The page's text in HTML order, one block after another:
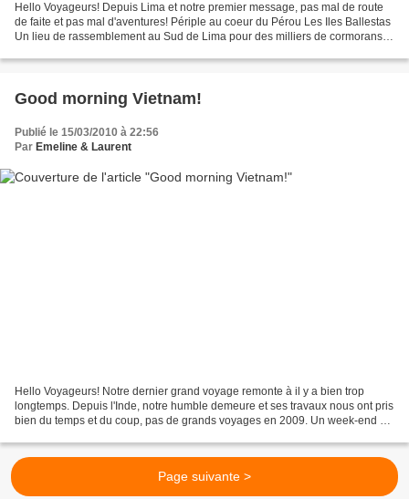
Hello Voyageurs! Depuis Lima et notre premier message, pas mal de route
de faite et pas mal d'aventures! Périple au coeur du Pérou Les Iles Ballestas
Un lieu de rassemblement au Sud de Lima pour des milliers de cormorans,
Good morning Vietnam!
Publié le 15/03/2010 à 22:56
Par Emeline & Laurent
Hello Voyageurs! Notre dernier grand voyage remonte à il y a bien trop
longtemps. Depuis l'Inde, notre humble demeure et ses travaux nous ont pris
bien du temps et du coup, pas de grands voyages en 2009. Un week-end à
Page suivante >